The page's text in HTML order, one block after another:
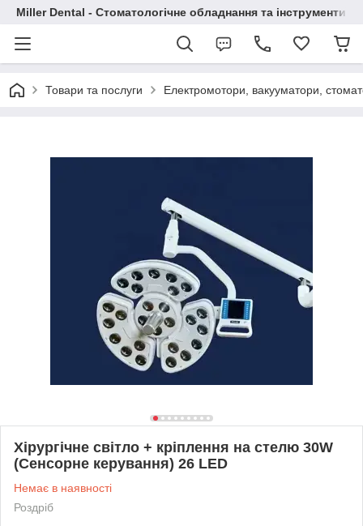
Miller Dental - Стоматологічне обладнання та інструменти
Товари та послуги Електромотори, вакууматори,
Хірургічне світло + кріплення на стелю 30W
(Сенсорне керування) 26 LED
Немає в наявності
Роздріб